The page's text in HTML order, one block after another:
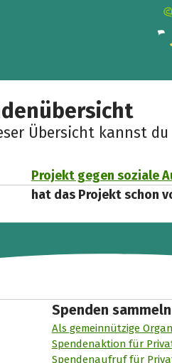
Übersicht kannst
Projekt gegen soziale
hat das Projekt schon
Spenden sammeln
Als gemeinnützige
Spendenaktion für
Spendenaufruf für